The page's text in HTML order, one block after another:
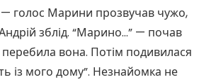
— голос Марини прозвучав чужо,
зблід. “Марино…” — почав
перебила вона. Потім подивилася
із мого дому”. Незнайомка не